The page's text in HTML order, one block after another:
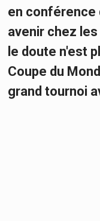
en conférence
avenir chez
le doute n'est
Coupe du
grand tournoi